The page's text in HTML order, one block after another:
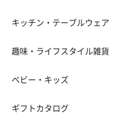
キッチン・テーブルウェア
趣味・ライフスタイル雑貨
ベビー・キッズ
ギフトカタログ